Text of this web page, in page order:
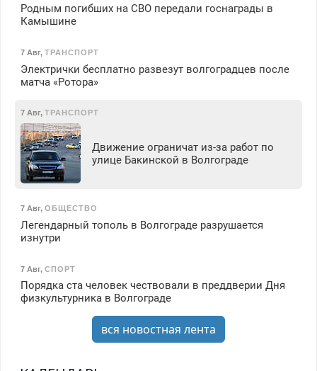
Родным погибших на СВО передали госнаграды в
Камышине
7 Авг, ТРАНСПОРТ
Электрички бесплатно развезут волгоградцев после
матча «Ротора»
7 Авг, ТРАНСПОРТ
Движение ограничат из-за работ по
улице Бакинской в Волгограде
7 Авг, ОБЩЕСТВО
Легендарный тополь в Волгограде разрушается
изнутри
7 Авг, СПОРТ
Порядка ста человек чествовали в преддверии Дня
физкультурника в Волгограде
вся новостная лента